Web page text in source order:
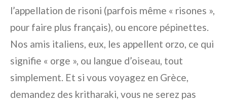
l’appellation de risoni (parfois même « risones »,
pour faire plus français), ou encore pépinettes.
Nos amis italiens, eux, les appellent orzo, ce qui
signifie « orge », ou langue d’oiseau, tout
simplement. Et si vous voyagez en Grèce,
demandez des kritharaki, vous ne serez pas